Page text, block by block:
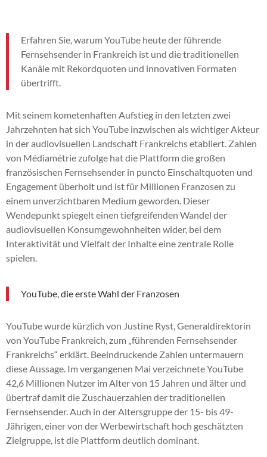
Erfahren Sie, warum YouTube heute der führende
Fernsehsender in Frankreich ist und die traditionellen
Kanäle mit Rekordquoten und innovativen Formaten
übertrifft.
Mit seinem kometenhaften Aufstieg in den letzten zwei
Jahrzehnten hat sich YouTube inzwischen als wichtiger Akteur
in der audiovisuellen Landschaft Frankreichs etabliert. Zahlen
von Médiamétrie zufolge hat die Plattform die großen
französischen Fernsehsender in puncto Einschaltquoten und
Engagement überholt und ist für Millionen Franzosen zu
einem unverzichtbaren Medium geworden. Dieser
Wendepunkt spiegelt einen tiefgreifenden Wandel der
audiovisuellen Konsumgewohnheiten wider, bei dem
Interaktivität und Vielfalt der Inhalte eine zentrale Rolle
spielen.
YouTube, die erste Wahl der Franzosen
YouTube wurde kürzlich von Justine Ryst, Generaldirektorin
von YouTube Frankreich, zum „führenden Fernsehsender
Frankreichs“ erklärt. Beeindruckende Zahlen untermauern
diese Aussage. Im vergangenen Mai verzeichnete YouTube
42,6 Millionen Nutzer im Alter von 15 Jahren und älter und
übertraf damit die Zuschauerzahlen der traditionellen
Fernsehsender. Auch in der Altersgruppe der 15- bis 49-
Jährigen, einer von der Werbewirtschaft hoch geschätzten
Zielgruppe, ist die Plattform deutlich dominant.